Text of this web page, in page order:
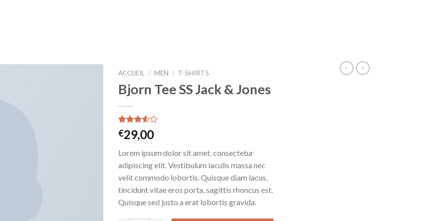
ACCUEIL / MEN / T-SHIRTS
Bjorn Tee SS Jack & Jones
Noté
3.50 sur
sur
2
notations
client
€29,00
Lorem ipsum dolor sit amet, consectetur
adipiscing elit. Vestibulum iaculis massa nec
velit commodo lobortis. Quisque diam lacus,
tincidunt vitae eros porta, sagittis rhoncus est.
Quisque sed justo a erat lobortis gravida.